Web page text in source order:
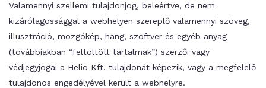
Valamennyi szellemi tulajdonjog, beleértve, de nem
kizárólagossággal a webhelyen szereplő valamennyi szöveg,
illusztráció, mozgókép, hang, szoftver és egyéb anyag
(továbbiakban “feltöltött tartalmak”) szerzői vagy
védjegyjogai a Helio Kft. tulajdonát képezik, vagy a megfelelő
tulajdonos engedélyével került a webhelyre.